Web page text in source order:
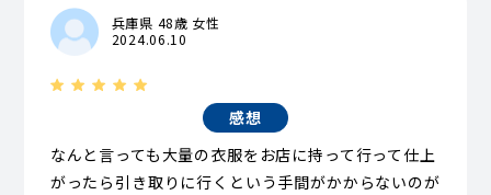
兵庫県 48歳 女性
2024.06.10
感想
なんと言っても大量の衣服をお店に持って行って仕上
がったら引き取りに行くという手間がかからないのが